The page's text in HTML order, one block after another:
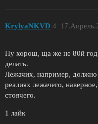
KrylyaNKVD 4
Ну хорош, ща же не 80й
делать.
Лежачих, например, должно
реалиях лежачего,
стоячего.
1 лайк